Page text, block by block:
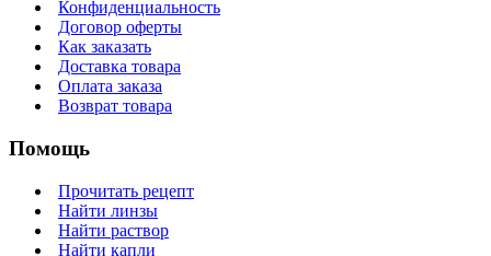
Конфиденциальность
Договор оферты
Как заказать
Доставка товара
Оплата заказа
Возврат товара
Помощь
Прочитать рецепт
Найти линзы
Найти раствор
Найти капли